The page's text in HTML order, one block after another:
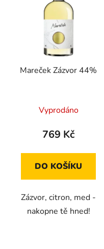
Mareček Zázvor 44%
Vyprodáno
769 Kč
DO KOŠÍKU
Zázvor, citron, med -
nakopne tě hned!